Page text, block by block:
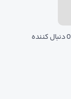
0 دنبال کننده